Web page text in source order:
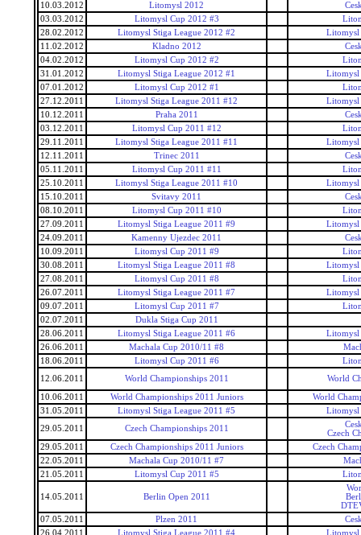
10.03.2012
Litomysl 2012
03.03.2012
Litomysl Cup 2012 #3
28.02.2012
Litomysl Stiga League 2012 #2
Litomysl
11.02.2012
Kladno 2012
04.02.2012
Litomysl Cup 2012 #2
31.01.2012
Litomysl Stiga League 2012 #1
Litomysl
07.01.2012
Litomysl Cup 2012 #1
27.12.2011
Litomysl Stiga League 2011 #12
Litomysl
10.12.2011
Praha 2011
03.12.2011
Litomysl Cup 2011 #12
29.11.2011
Litomysl Stiga League 2011 #11
Litomysl
12.11.2011
Trinec 2011
05.11.2011
Litomysl Cup 2011 #11
25.10.2011
Litomysl Stiga League 2011 #10
Litomysl
15.10.2011
Svitavy 2011
08.10.2011
Litomysl Cup 2011 #10
27.09.2011
Litomysl Stiga League 2011 #9
Litomysl
24.09.2011
Kamenny Ujezdec 2011
10.09.2011
Litomysl Cup 2011 #9
30.08.2011
Litomysl Stiga League 2011 #8
Litomysl
27.08.2011
Litomysl Cup 2011 #8
26.07.2011
Litomysl Stiga League 2011 #7
Litomysl
09.07.2011
Litomysl Cup 2011 #7
02.07.2011
Dukla Stiga Cup 2011
28.06.2011
Litomysl Stiga League 2011 #6
Litomysl
26.06.2011
Machala Cup 2010/11 #8
18.06.2011
Litomysl Cup 2011 #6
12.06.2011
World Championships 2011 World
10.06.2011 World Championships 2011 Juniors
World
31.05.2011
Litomysl Stiga League 2011 #5
Litomysl
29.05.2011
Czech Championships 2011
Czech
29.05.2011
Czech Championships 2011 Juniors
Czech
22.05.2011
Machala Cup 2010/11 #7
21.05.2011
Litomysl Cup 2011 #5
14.05.2011 Berlin Open 2011
07.05.2011
Plzen 2011
26.04.2011
Litomysl Stiga League 2011 #4 Litomysl